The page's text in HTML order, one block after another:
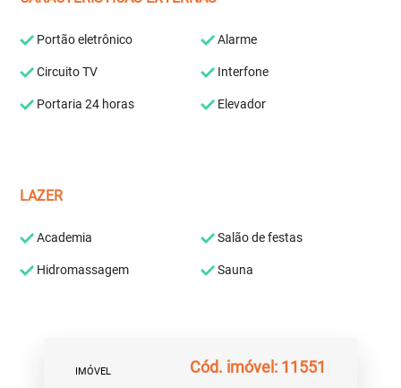
Portão eletrônico Alarme
Circuito TV Interfone
Portaria 24 horas Elevador
LAZER
Academia Salão de festas
Hidromassagem Sauna
IMÓVEL Cód. imóvel: 11551